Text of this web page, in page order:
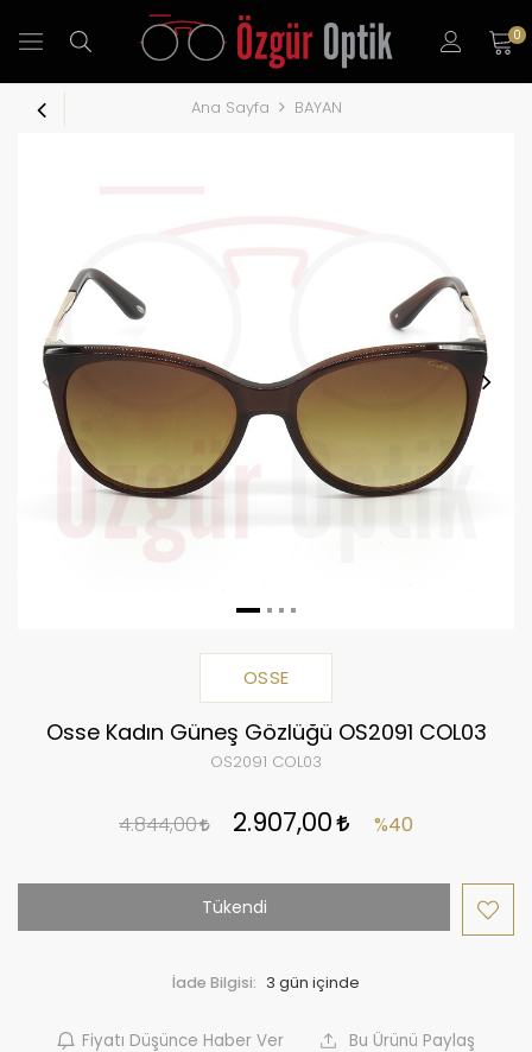
0
Ana Sayfa BAYAN
OSSE
Osse Kadın Güneş Gözlüğü OS2091 COL03
OS2091 COL03
4.844,00 2.907,00 %40
Tükendi
İade Bilgisi:
Fiyatı Düşünce Haber Ver Bu Ürünü Paylaş